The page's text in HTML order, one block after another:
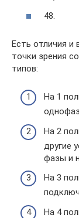
48.
Есть отличия и
точки зрения
типов:
На 1
На 2
другие
фазы и
На 3
На 4